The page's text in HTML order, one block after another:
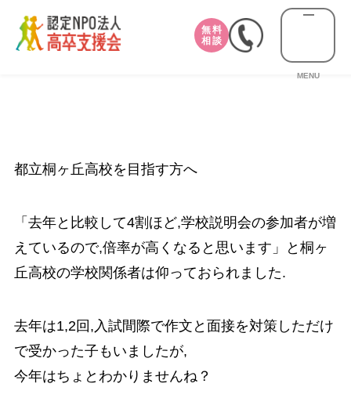
無料
相談
MENU
都立桐ヶ丘高校を目指す方へ
「去年と比較して4割ほど,学校説明会の参加者が増
えているので,倍率が高くなると思います」と桐ヶ
丘高校の学校関係者は仰っておられました.
去年は1,2回,入試間際で作文と面接を対策しただけ
で受かった子もいましたが,
今年はちょとわかりませんね？